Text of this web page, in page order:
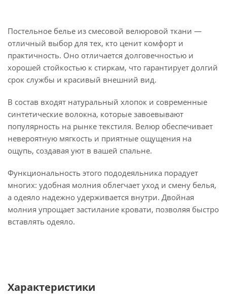
Постельное белье из смесовой велюровой ткани —
отличный выбор для тех, кто ценит комфорт и
практичность. Оно отличается долговечностью и
хорошей стойкостью к стиркам, что гарантирует долгий
срок службы и красивый внешний вид.
В состав входят натуральный хлопок и современные
синтетические волокна, которые завоевывают
популярность на рынке текстиля. Велюр обеспечивает
невероятную мягкость и приятные ощущения на
ощупь, создавая уют в вашей спальне.
Функциональность этого пододеяльника порадует
многих: удобная молния облегчает уход и смену белья,
а одеяло надежно удерживается внутри. Двойная
молния упрощает застилание кровати, позволяя быстро
вставлять одеяло.
Характеристики